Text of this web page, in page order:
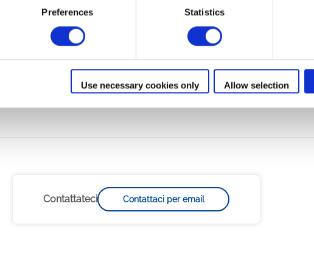
Preferences Statistics
Use necessary cookies only Allow selection
il manuale di installazione ed uso dell'apparecchio
Contattateci Contattaci per email